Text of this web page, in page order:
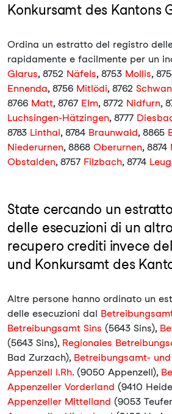
Konkursamt des Kantons
Ordina un estratto del registro
rapidamente e facilmente per un
Glarus, 8752 Näfels, 8753 Mollis,
Ennenda, 8756 Mitlödi, 8762
8766 Matt, 8767 Elm, 8772 Nidfurn,
Luchsingen-Hätzingen, 8777
8783 Linthal, 8784 Braunwald, 8865
Niederurnen, 8868 Oberurnen, 8874
Obstalden, 8757 Filzbach, 8774
State cercando un
delle esecuzioni di un
recupero crediti invece
und Konkursamt des
Altre persone hanno ordinato un
delle esecuzioni dal
Betreibungsamt Sins (5643 Sins),
(5643 Sins), Regionales
Bad Zurzach), Betreibungsamt-
Appenzell I.Rh. (9050 Appenzell),
Appenzeller Vorderland (9410
Appenzeller Mittelland (9053